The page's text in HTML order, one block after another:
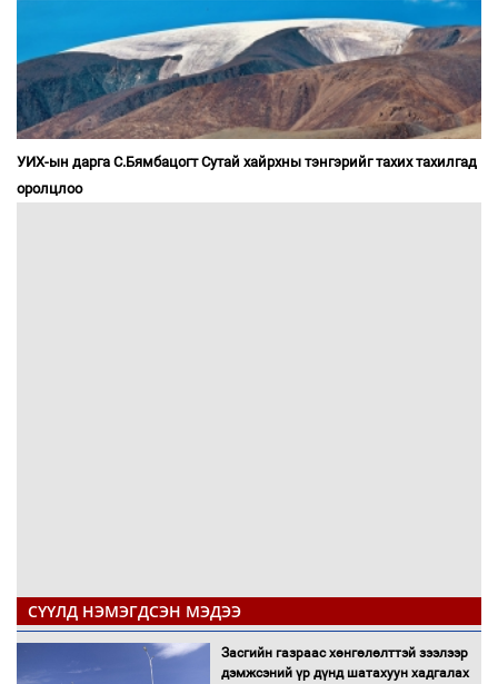
УИХ-ын дарга С.Бямбацогт Сутай хайрхны тэнгэрийг тахих тахилгад
оролцлоо
СҮҮЛД НЭМЭГДСЭН МЭДЭЭ
Засгийн газраас хөнгөлөлттэй зээлээр
дэмжсэний үр дүнд шатахуун хадгалах